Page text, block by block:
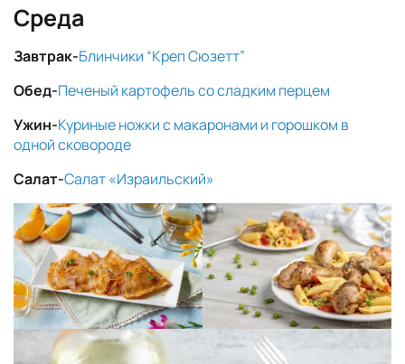
Среда
Завтрак-Блинчики “Креп Сюзетт”
Обед-Печеный картофель со сладким перцем
Ужин-Куриные ножки с макаронами и горошком в
одной сковороде
Салат-Салат «Израильский»